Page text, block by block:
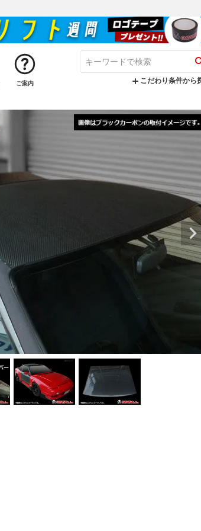
ご案内 こだわり条件から